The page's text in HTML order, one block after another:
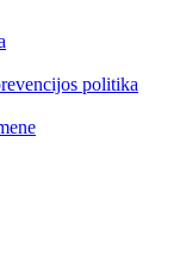
politika